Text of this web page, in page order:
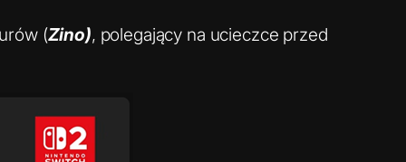
(Zino), polegający na ucieczce przed